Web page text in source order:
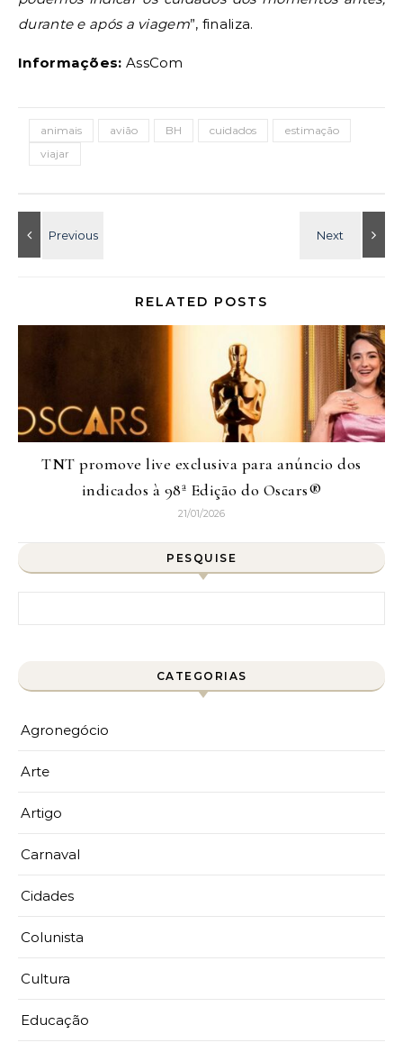
durante e após a viagem”, finaliza.
Informações: AssCom
animais avião BH cuidados
estimação
viajar
RELATED POSTS
TNT promove live exclusiva para anúncio dos
indicados à 98ª Edição do Oscars®
21/01/2026
PESQUISE
CATEGORIAS
Agronegócio
Arte
Artigo
Carnaval
Cidades
Colunista
Cultura
Educação